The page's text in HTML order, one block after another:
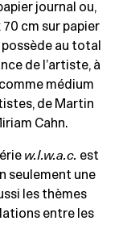
journal ou,
70 cm sur papier
au total
de l’artiste, à
médium
de Martin
Cahn.
w.I.w.a.c. est
seulement une
les thèmes
entre les